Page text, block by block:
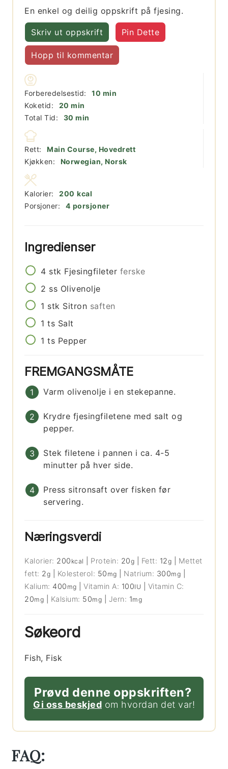
En enkel og deilig oppskrift på fjesing.
Skriv ut oppskrift Pin Dette
Hopp til kommentar
Forberedelsestid: 10 minutter
min
Koketid:
20 minutter
min
Total Tid:
30 minutter
min
Rett:
Main Course, Hovedrett
Kjøkken:
Norwegian, Norsk
Porsjoner: 4 porsjoner
Kalorier: 200 kcal
Ingredienser
4 stk Fjesingfileter ferske
2 ss Olivenolje
1 stk Sitron saften
1 ts Salt
1 ts Pepper
FREMGANGSMÅTE
Varm olivenolje i en stekepanne.
Krydre fjesingfiletene med salt og
pepper.
Stek filetene i pannen i ca. 4-5
minutter på hver side.
Press sitronsaft over fisken før
servering.
Næringsverdi
Kalorier: 200 kcal Protein: 20g Fett: 12g
Mettet
fett: 2g Kolesterol: 50 mg Natrium: 300mg
Kalium: 400 mg |Vitamin A: 100IU
Vitamin C:
20mg Kalsium: 50mg Jern: 1mg
Søkeord
Fish, Fisk
Prøvd denne oppskriften?
Gi oss beskjed om hvordan det var!
FAQ: